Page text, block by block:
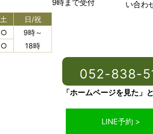
土
日/祝
○
9時～
○ 18時
052-838-
「ホームページを見た」
LINE予約 >